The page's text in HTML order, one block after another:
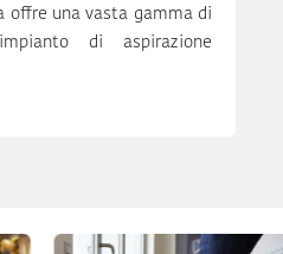
offre una vasta gamma di
di aspirazione